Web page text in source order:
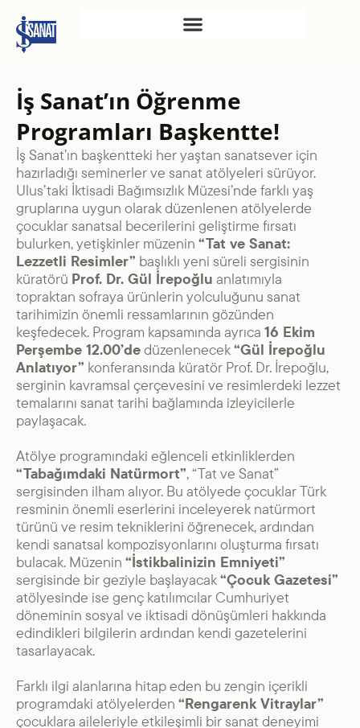
SAHNE SANATLARI
TÜRKIYE İŞ BANKASI
RESIM HEYKEL MÜZESI
TÜRKIYE İŞ BANKASI
MÜZESI
İKTISADI BAĞIMSIZLIK
MÜZESI
ATATÜRK KÜTÜPHANESI
SANAT GALERILERI
KÜLTÜREL MIRASA
DESTEK
İş Sanat’ın Öğrenme
Programları Başkentte!
İş Sanat’ın başkentteki her yaştan sanatsever için
hazırladığı seminerler ve sanat atölyeleri sürüyor.
Ulus’taki İktisadi Bağımsızlık Müzesi’nde farklı yaş
gruplarına uygun olarak düzenlenen atölyelerde
çocuklar sanatsal becerilerini geliştirme fırsatı
bulurken, yetişkinler müzenin “Tat ve Sanat:
Lezzetli Resimler” başlıklı yeni süreli sergisinin
küratörü Prof. Dr. Gül İrepoğlu anlatımıyla
topraktan sofraya ürünlerin yolculuğunu sanat
tarihimizin önemli ressamlarının gözünden
keşfedecek. Program kapsamında ayrıca 16 Ekim
Perşembe 12.00’dedüzenlenecek“Gül İrepoğlu
Anlatıyor” konferansında küratör Prof. Dr. İrepoğlu,
serginin kavramsal çerçevesini ve resimlerdeki lezzet
temalarını sanat tarihi bağlamında izleyicilerle
paylaşacak.
Atölye programındaki eğlenceli etkinliklerden
“Tabağımdaki Natürmort”, “Tat ve Sanat”
sergisinden ilham alıyor. Bu atölyede çocuklar Türk
resminin önemli eserlerini inceleyerek natürmort
türünü ve resim tekniklerini öğrenecek, ardından
kendi sanatsal kompozisyonlarını oluşturma fırsatı
bulacak. Müzenin “İstikbalinizin Emniyeti”
sergisinde bir geziyle başlayacak“Çocuk Gazetesi”
atölyesinde ise genç katılımcılar Cumhuriyet
döneminin sosyal ve iktisadi dönüşümleri hakkında
edindikleri bilgilerin ardından kendi gazetelerini
tasarlayacak.
Farklı ilgi alanlarına hitap eden bu zengin içerikli
programdaki atölyelerden “Rengarenk Vitraylar”
çocuklara aileleriyle etkileşimli bir sanat deneyimi